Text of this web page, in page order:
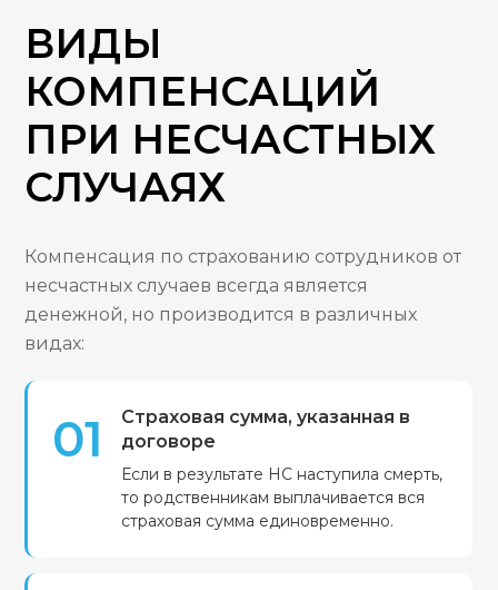
ВИДЫ
КОМПЕНСАЦИЙ
ПРИ НЕСЧАСТНЫХ
СЛУЧАЯХ
Компенсация по страхованию сотрудников от
несчастных случаев всегда является
денежной, но производится в различных
видах:
01
Страховая сумма, указанная в
договоре
Если в результате НС наступила смерть,
то родственникам выплачивается вся
страховая сумма единовременно.